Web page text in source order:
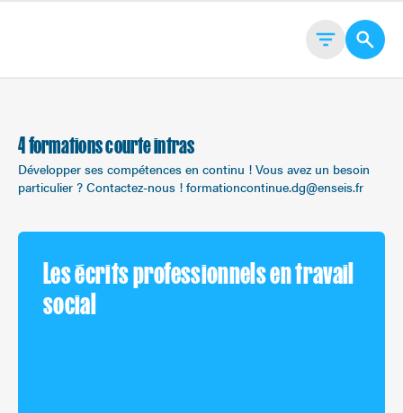
4 formations courte intras
Développer ses compétences en continu ! Vous avez un besoin
particulier ? Contactez-nous ! formationcontinue.dg@enseis.fr
Les écrits professionnels en travail
social